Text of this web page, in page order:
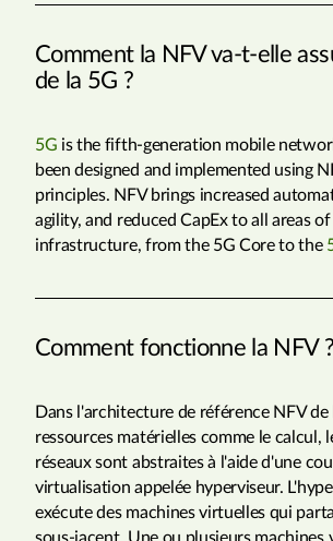
Comment la NFV va-t-elle
de la 5G ?
5G is the fifth-generation mobile
been designed and implemented using
principles. NFV brings increased
agility, and reduced CapEx to all areas
infrastructure, from the 5G Core to the
Comment fonctionne la NFV ?
Dans l'architecture de référence NFV de
ressources matérielles comme le calcul,
réseaux sont abstraites à l'aide d'une
virtualisation appelée hyperviseur.
exécute des machines virtuelles qui